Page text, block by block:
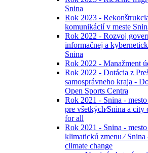
Snina
Rok 2023 -
komunikácií v meste
Rok 2022 - Rozvoj
informačnej a
Snina
Rok 2022 - Manažment
Rok 2022 - Dotácia z
samosprávneho kraja -
Open Sports Centra
Rok 2021 - Snina -
pre všetkých⁄Snina a
for all
Rok 2021 - Snina -
klimatickú zmenu ⁄
climate change